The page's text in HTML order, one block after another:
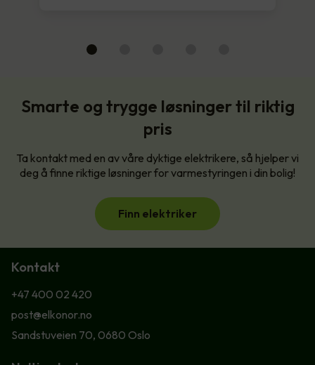
Smarte og trygge løsninger til riktig
pris
Ta kontakt med en av våre dyktige elektrikere, så hjelper vi
deg å finne riktige løsninger for varmestyringen i din bolig!
Finn elektriker
Kontakt
+47 400 02 420
post@elkonor.no
Sandstuveien 70, 0680 Oslo